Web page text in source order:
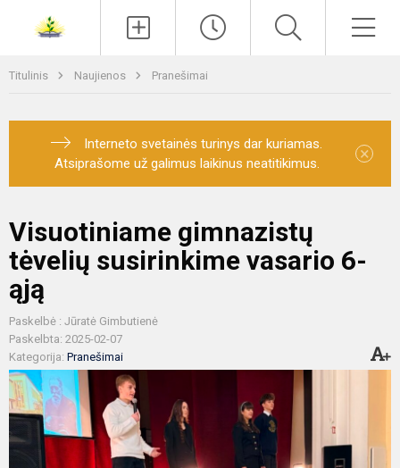
Titulinis Naujienos Pranešimai
Interneto svetainės turinys dar kuriamas.
Atsiprašome už galimus laikinus neatitikimus.
×
Visuotiniame gimnazistų
tėvelių susirinkime vasario 6-
ąją
Paskelbė : Jūratė Gimbutienė
Paskelbta: 2025-02-07
Kategorija: Pranešimai